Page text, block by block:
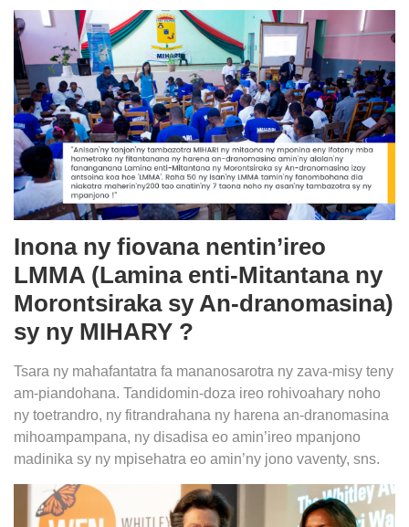
Inona ny fiovana nentin’ireo
LMMA (Lamina enti-Mitantana ny
Morontsiraka sy An-dranomasina)
sy ny MIHARY ?
Tsara ny mahafantatra fa mananosarotra ny zava-misy teny
am-piandohana. Tandidomin-doza ireo rohivoahary noho
ny toetrandro, ny fitrandrahana ny harena an-dranomasina
mihoampampana, ny disadisa eo amin’ireo mpanjono
madinika sy ny mpisehatra eo amin’ny jono vaventy, sns.